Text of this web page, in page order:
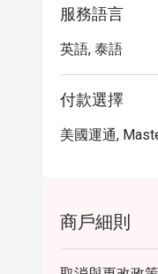
服務語言
英語, 泰語
付款選擇
美國運通,
商戶細則